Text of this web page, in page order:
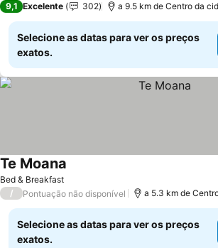
9,1 Excelente 302 a 9.5 km de Centro da
Selecione as datas para ver os preços
exatos.
Bed & Breakfast
Te Moana
/ Pontuação não disponível a 5.3 km de
Selecione as datas para ver os preços
exatos.